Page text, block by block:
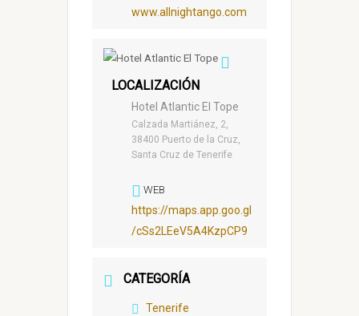
www.allnightango.com
LOCALIZACIÓN
Hotel Atlantic El Tope
Calzada Martiánez, 2,
38400 Puerto de la Cruz,
Santa Cruz de Tenerife
WEB
https://maps.app.goo.gl
/cSs2LEeV5A4KzpCP9
CATEGORÍA
Tenerife